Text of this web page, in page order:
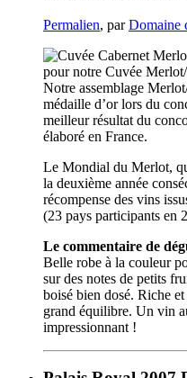
Permalien, parDomaine
pour notre Cuvée
Notre assemblage
médaille d’or lors du
meilleur résultat du
élaboré en France.
Le Mondial du Merlot,
la deuxième année
récompense des vins
(23 pays participants en
Le commentaire de
Belle robe à la couleur
sur des notes de petits
boisé bien dosé. Riche
grand équilibre. Un vin
impressionnant !